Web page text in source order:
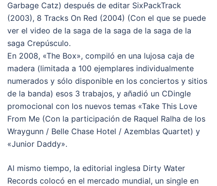
Garbage Catz) después de editar SixPackTrack
(2003), 8 Tracks On Red (2004) (Con el que se puede
ver el video de la saga de la saga de la saga de la
saga Crepúsculo.
En 2008, «The Box», compiló en una lujosa caja de
madera (limitada a 100 ejemplares individualmente
numerados y sólo disponible en los conciertos y sitios
de la banda) esos 3 trabajos, y añadió un CDingle
promocional con los nuevos temas «Take This Love
From Me (Con la participación de Raquel Ralha de los
Wraygunn / Belle Chase Hotel / Azemblas Quartet) y
«Junior Daddy».
Al mismo tiempo, la editorial inglesa Dirty Water
Records colocó en el mercado mundial, un single en